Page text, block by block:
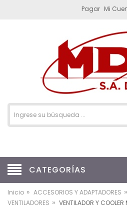
Pagar Mi
CATEGORÍAS
Inicio » ACCESORIOS Y ADAPTADORES »
VENTILADORES » VENTILADOR Y